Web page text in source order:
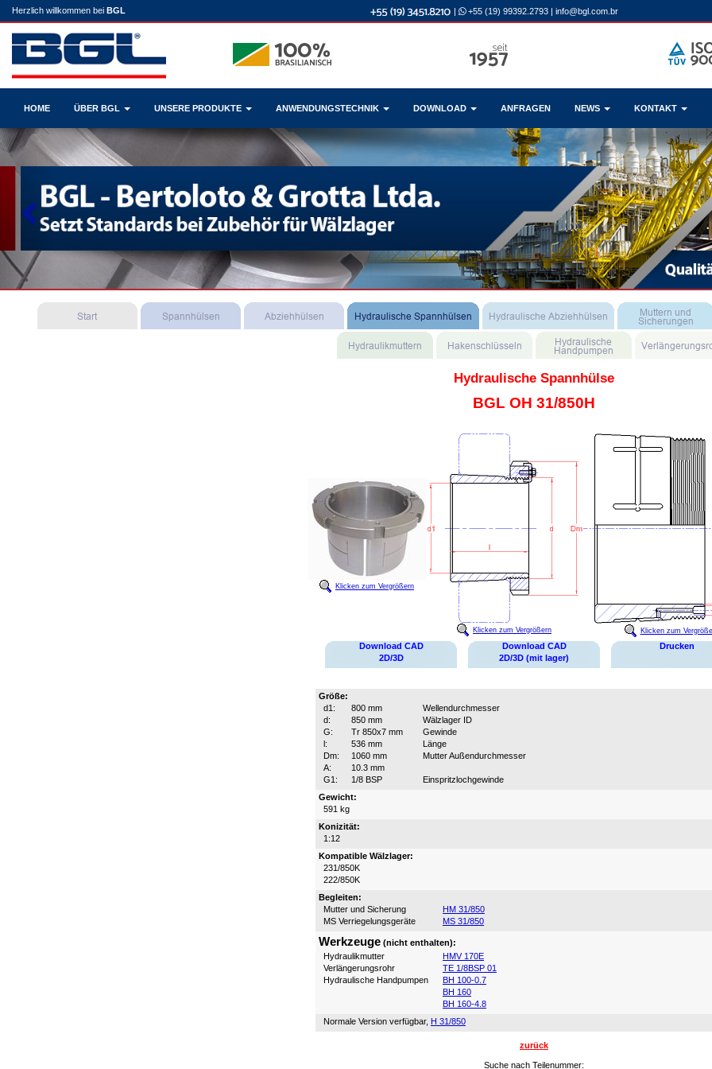
Herzlich willkommen bei BGL | +55 (19) 99392.2793 | info@bgl.com.br
HOME ÜBER BGL UNSERE PRODUKTE ANWENDUNGSTECHNIK DOWNLOAD ANFRAGEN NEWS KONTAKT
Previous
Hydraulische Spannhülse
BGL OH 31/850H
Klicken zum Vergrößern
Klicken zum Vergrößern Klicken zum
Download CAD
2D/3D
Download CAD
2D/3D (mit lager)
Drucken
Größe:
d1:
800 mm
Wellendurchmesser
d:
850 mm
Wälzlager ID
G:
Tr 850x7 mm
Gewinde
l:
536 mm
Länge
Dm:
1060 mm
Mutter Außendurchmesser
A:
10.3 mm
G1:
1/8 BSP
Einspritzlochgewinde
Gewicht:
591 kg
Konizität:
1:12
Kompatible Wälzlager:
231/850K
222/850K
Begleiten:
Mutter und Sicherung
HM 31/850
MS Verriegelungsgeräte
MS 31/850
Werkzeuge (nicht enthalten):
Hydraulikmutter
HMV 170E
Verlängerungsrohr
TE 1/8BSP 01
Hydraulische Handpumpen
BH 100-0.7
BH 160
BH 160-4.8
Normale Version verfügbar, H 31/850
zurück
Suche nach Teilenummer: